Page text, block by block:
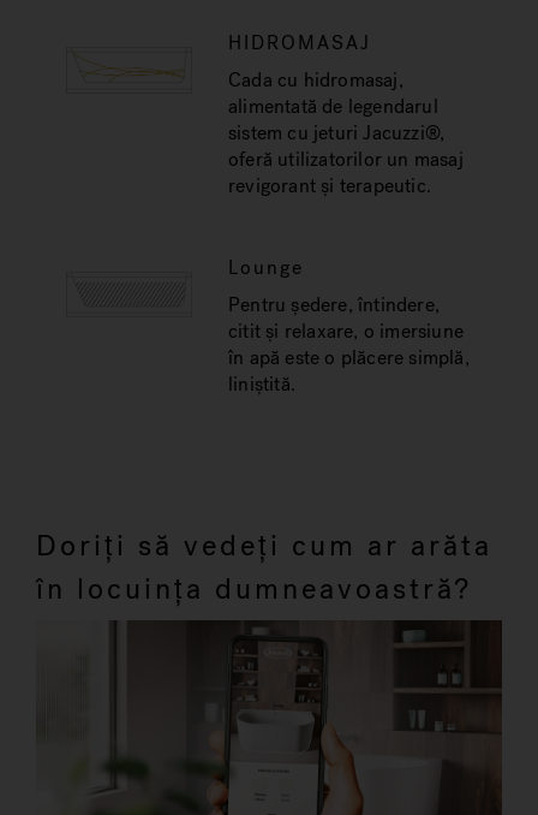
HIDROMASAJ
Cada cu hidromasaj,
alimentată de legendarul
sistem cu jeturi Jacuzzi®,
oferă utilizatorilor un masaj
revigorant și terapeutic.
Lounge
Pentru ședere, întindere,
citit și relaxare, o imersiune
în apă este o plăcere simplă,
liniștită.
Doriți să vedeți cum ar arăta
în locuința dumneavoastră?